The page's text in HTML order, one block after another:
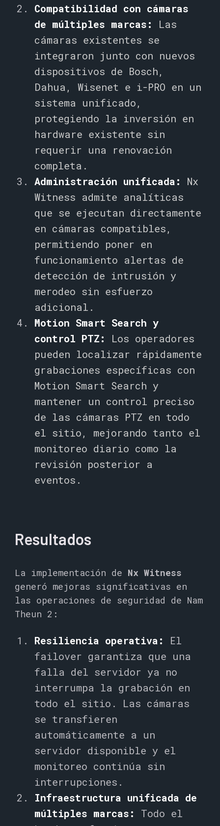
Compatibilidad con cámaras
de múltiples marcas:
Las
cámaras existentes se
integraron junto con nuevos
dispositivos de Bosch,
Dahua, Wisenet e i-PRO en un
sistema unificado,
protegiendo la inversión en
hardware existente sin
requerir una renovación
completa.
Administración unificada: Nx
Witness admite analíticas
que se ejecutan directamente
en cámaras compatibles,
permitiendo poner en
funcionamiento alertas de
detección de intrusión y
merodeo sin esfuerzo
adicional.
Motion Smart Search y
control PTZ:
Los operadores
pueden localizar rápidamente
grabaciones específicas con
Motion Smart Search y
mantener un control preciso
de las cámaras PTZ en todo
el sitio, mejorando tanto el
monitoreo diario como la
revisión posterior a
eventos.
Resultados
La implementación de Nx Witness
generó mejoras significativas en
las operaciones de seguridad de Nam
Theun 2:
Resiliencia operativa:
El
failover garantiza que una
falla del servidor ya no
interrumpa la grabación en
todo el sitio. Las cámaras
se transfieren
automáticamente a un
servidor disponible y el
monitoreo continúa sin
interrupciones.
Infraestructura unificada de
múltiples marcas:
Todo el